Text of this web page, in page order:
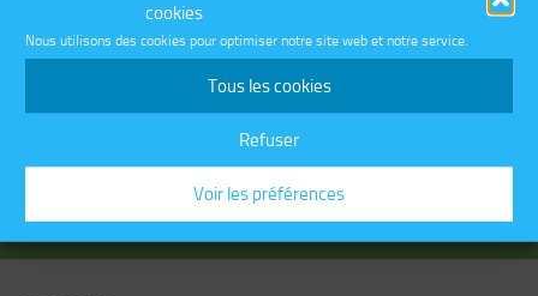
cookies
Nous utilisons des cookies pour optimiser notre site web et notre service.
Tous les cookies
Refuser
Voir les préférences
Changement de serveur pour le blog Seb68.fr
COMMENTAIRES RÉCENTS
PLUS